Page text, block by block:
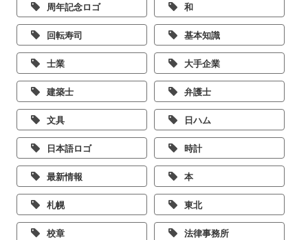
周年記念ロゴ 和
回転寿司 基本知識
士業 大手企業
建築士 弁護士
文具 日ハム
日本語ロゴ 時計
最新情報 本
札幌 東北
校章 法律事務所